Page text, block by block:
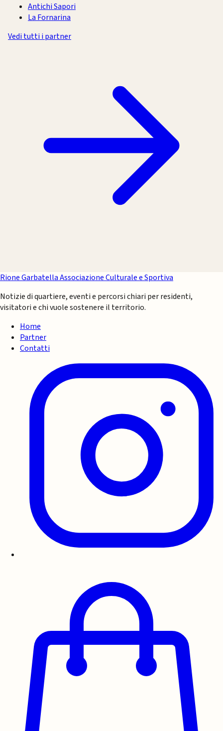
Antichi Sapori
La Fornarina
Vedi tutti i partner
Rione GarbatellaAssociazione Culturale e Sportiva
Notizie di quartiere, eventi e percorsi chiari per residenti,
visitatori e chi vuole sostenere il territorio.
Home
Partner
Contatti